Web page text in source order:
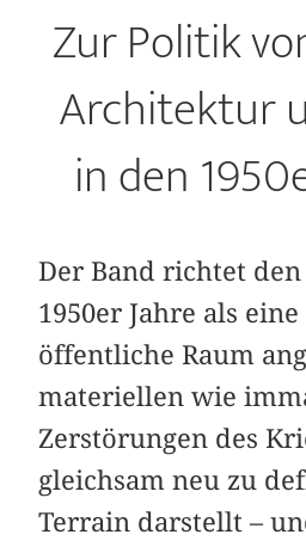
Zur Politik
Architektur
in den
Der Band richtet
1950er Jahre als
öffentliche Raum
materiellen wie
Zerstörungen des
gleichsam neu zu
Terrain darstellt –